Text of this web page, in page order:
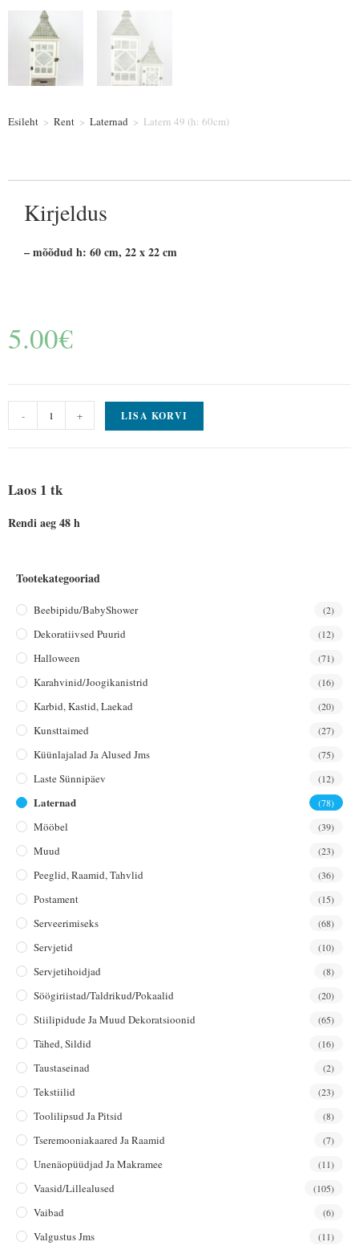
Esileht > Rent > Laternad > Latern 49 (h: 60cm)
Kirjeldus
– mõõdud h: 60 cm, 22 x 22 cm
5.00€
- + LISA KORVI
Laos 1 tk
Rendi aeg 48 h
Tootekategooriad
Beebipidu/BabyShower (2)
Dekoratiivsed Puurid (12)
Halloween (71)
Karahvinid/joogikanistrid (16)
Karbid, Kastid, Laekad (20)
Kunsttaimed (27)
Küünlajalad Ja Alused Jms (75)
Laste Sünnipäev (12)
Laternad (78)
Mööbel (39)
Muud (23)
Peeglid, Raamid, Tahvlid (36)
Postament (15)
Serveerimiseks (68)
Servjetid (10)
Servjetihoidjad (8)
Söögiriistad/taldrikud/pokaalid (20)
Stiilipidude Ja Muud Dekoratsioonid (65)
Tähed, Sildid (16)
Taustaseinad (2)
Tekstiilid (23)
Toolilipsud Ja Pitsid (8)
Tseremooniakaared Ja Raamid (7)
Unenäopüüdjad Ja Makramee (11)
Vaasid/lillealused (105)
Vaibad (6)
Valgustus Jms (11)